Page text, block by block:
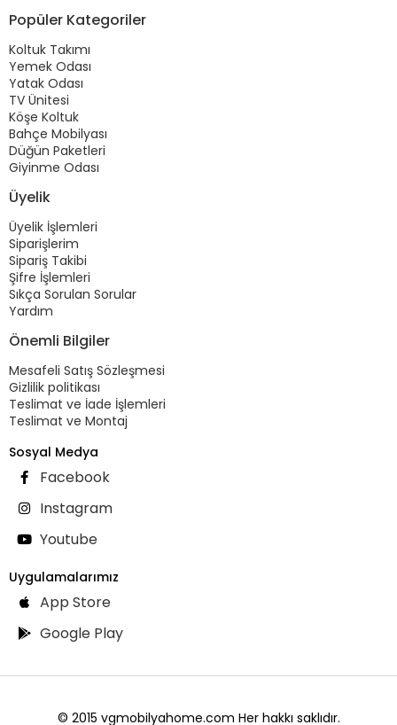
Popüler Kategoriler
Koltuk Takımı
Yemek Odası
Yatak Odası
TV Ünitesi
Köşe Koltuk
Bahçe Mobilyası
Düğün Paketleri
Giyinme Odası
Üyelik
Üyelik İşlemleri
Siparişlerim
Sipariş Takibi
Şifre İşlemleri
Sıkça Sorulan Sorular
Yardım
Önemli Bilgiler
Mesafeli Satış Sözleşmesi
Gizlilik politikası
Teslimat ve İade İşlemleri
Teslimat ve Montaj
Sosyal Medya
Facebook
Instagram
Youtube
Uygulamalarımız
App Store
Google Play
© 2015 vgmobilyahome.com Her hakkı saklıdır.